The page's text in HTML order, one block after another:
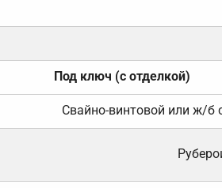
Под ключ (с отделкой)
Свайно-винтовой или ж/б